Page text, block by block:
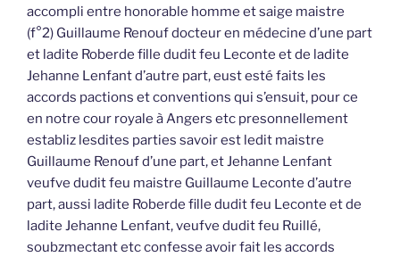
accompli entre honorable homme et saige maistre
(f°2) Guillaume Renouf docteur en médecine d’une part
et ladite Roberde fille dudit feu Leconte et de ladite
Jehanne Lenfant d’autre part, eust esté faits les
accords pactions et conventions qui s’ensuit, pour ce
en notre cour royale à Angers etc presonnellement
establiz lesdites parties savoir est ledit maistre
Guillaume Renouf d’une part, et Jehanne Lenfant
veufve dudit feu maistre Guillaume Leconte d’autre
part, aussi ladite Roberde fille dudit feu Leconte et de
ladite Jehanne Lenfant, veufve dudit feu Ruillé,
soubzmectant etc confesse avoir fait les accords